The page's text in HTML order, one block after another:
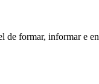
de formar, informar e